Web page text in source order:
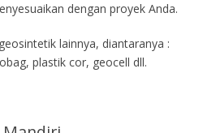
dengan proyek Anda.
lainnya, diantaranya :
plastik cor, geocell dll.